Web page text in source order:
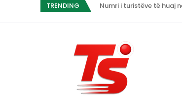
TRENDING Numri i turistëve të huaj